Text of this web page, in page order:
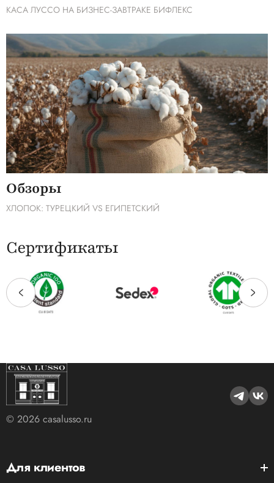
КАСА ЛУССО НА БИЗНЕС-ЗАВТРАКЕ БИФЛЕКС
Обзоры
ХЛОПОК: ТУРЕЦКИЙ VS ЕГИПЕТСКИЙ
Сертификаты
© 2026 casalusso.ru
Для клиентов